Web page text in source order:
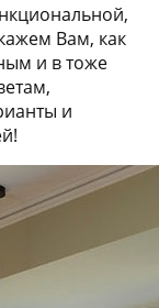
Вам, как
и в тоже
и